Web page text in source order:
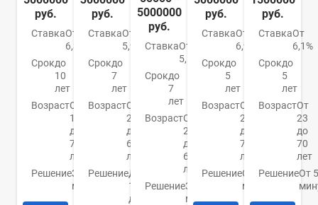
руб.
СтавкаОт
6,3%
Срокдо
10
лет
ВозрастОт
19
до
75
лет
РешениеЗа 15
минут
руб.
СтавкаОт
5,9%
Срокдо
7
лет
ВозрастОт
22
до
65
лет
РешениеДо
1
дня
5000000
руб.
СтавкаОт
5,5%
Срокдо
7
лет
ВозрастОт
23
до
65
лет
РешениеЗа 5
минут
руб.
СтавкаОт
6,9%
Срокдо
5
лет
ВозрастОт
20
до
70
лет
РешениеОт 15
минут
руб.
СтавкаОт
6,1%
Срокдо
5
лет
ВозрастОт
23
до
70
лет
РешениеОт 5